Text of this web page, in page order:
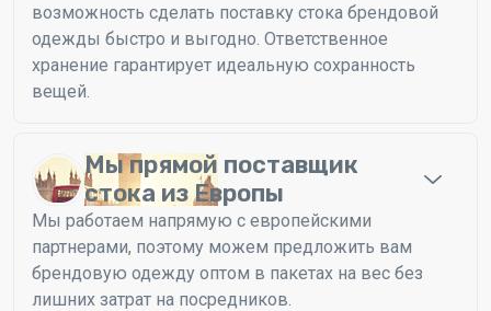
возможность сделать поставку стока брендовой
одежды быстро и выгодно. Ответственное
хранение гарантирует идеальную сохранность
вещей.
Мы прямой поставщик
стока из Европы
Мы работаем напрямую с европейскими
партнерами, поэтому можем предложить вам
брендовую одежду оптом в пакетах на вес без
лишних затрат на посредников.